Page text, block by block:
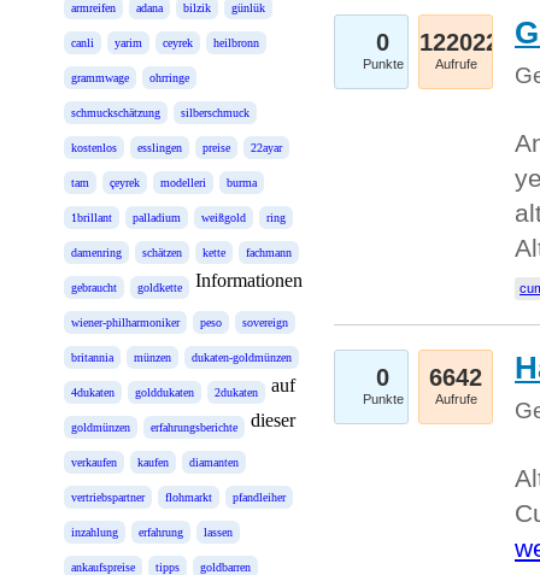
armreifen adana bilzik günlük
canli yarim ceyrek heilbronn
grammwage ohrringe
schmuckschätzung silberschmuck
kostenlos esslingen preise 22ayar
tam çeyrek modelleri burma
1brillant palladium weißgold ring
damenring schätzen kette fachmann
gebraucht goldkette
wiener-philharmoniker peso sovereign
britannia münzen dukaten-goldmünzen
4dukaten golddukaten 2dukaten
goldmünzen erfahrungsberichte
verkaufen kaufen diamanten
vertriebspartner flohmarkt pfandleiher
inzahlung erfahrung lassen
ankaufspreise tipps goldbarren
Informationen
auf
dieser
0
Punkte
122022
Aufrufe
0
Punkte
6642
Aufrufe